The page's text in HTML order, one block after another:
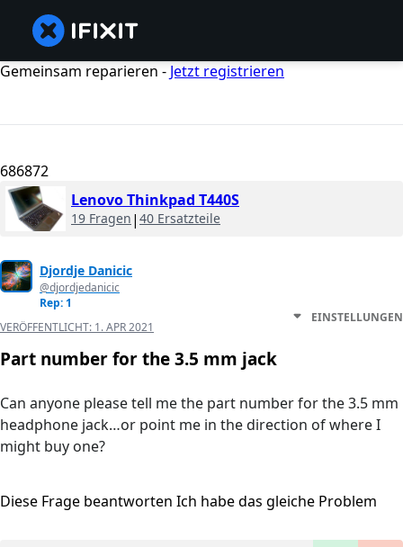
Gemeinsam reparieren - Jetzt registrieren
686872
Lenovo Thinkpad T440S
19 Fragen | 40 Ersatzteile
Djordje Danicic
@djordjedanicic
Rep: 1
VERÖFFENTLICHT: 1. APR 2021
EINSTELLUNGEN
Part number for the 3.5 mm jack
Can anyone please tell me the part number for the 3.5 mm
headphone jack…or point me in the direction of where I
might buy one?
Diese Frage beantworten Ich habe das gleiche Problem